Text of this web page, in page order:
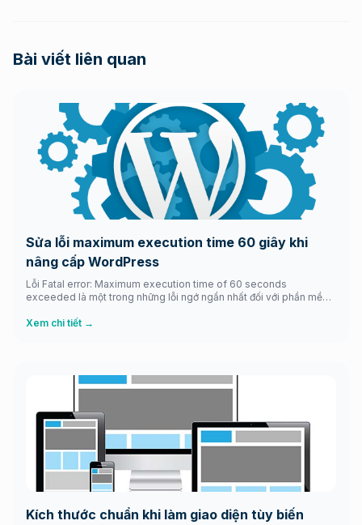
Bài viết liên quan
Sửa lỗi maximum execution time 60 giây khi
nâng cấp WordPress
Lỗi Fatal error: Maximum execution time of 60 seconds
exceeded là một trong những lỗi ngớ ngẩn nhất đối với phần mềm
chúng ta cập nhật phiên bản wordpress hay cài bất kỳ plugins
Xem chi tiết →
Kích thước chuẩn khi làm giao diện tùy biến